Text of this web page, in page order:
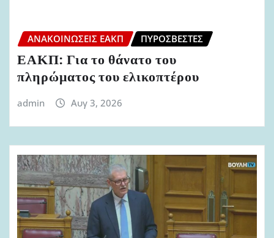
ΑΝΑΚΟΙΝΏΣΕΙΣ ΕΑΚΠ ΠΥΡΟΣΒΈΣΤΕΣ
ΕΑΚΠ: Για το θάνατο του
πληρώματος του ελικοπτέρου
admin Αυγ 3, 2026